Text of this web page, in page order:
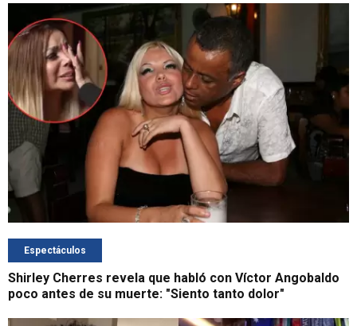
Espectáculos
Shirley Cherres revela que habló con Víctor Angobaldo
poco antes de su muerte: "Siento tanto dolor"